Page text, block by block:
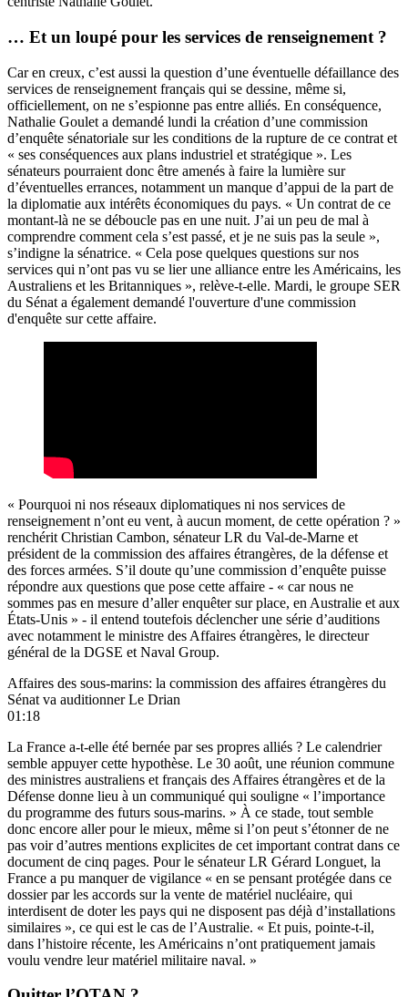
… Et un loupé pour les services de renseignement ?
Car en creux, c’est aussi la question d’une éventuelle défaillance des
services de renseignement français qui se dessine, même si,
officiellement, on ne s’espionne pas entre alliés. En conséquence,
Nathalie Goulet a demandé lundi la création d’une commission
d’enquête sénatoriale sur les conditions de la rupture de ce contrat et
« ses conséquences aux plans industriel et stratégique ». Les
sénateurs pourraient donc être amenés à faire la lumière sur
d’éventuelles errances, notamment un manque d’appui de la part de
la diplomatie aux intérêts économiques du pays. « Un contrat de ce
montant-là ne se déboucle pas en une nuit. J’ai un peu de mal à
comprendre comment cela s’est passé, et je ne suis pas la seule »,
s’indigne la sénatrice. « Cela pose quelques questions sur nos
services qui n’ont pas vu se lier une alliance entre les Américains, les
Australiens et les Britanniques », relève-t-elle. Mardi, le groupe SER
du Sénat a également demandé l'ouverture d'une commission
d'enquête sur cette affaire.
« Pourquoi ni nos réseaux diplomatiques ni nos services de
renseignement n’ont eu vent, à aucun moment, de cette opération ? »
renchérit Christian Cambon, sénateur LR du Val-de-Marne et
président de la commission des affaires étrangères, de la défense et
des forces armées. S’il doute qu’une commission d’enquête puisse
répondre aux questions que pose cette affaire - « car nous ne
sommes pas en mesure d’aller enquêter sur place, en Australie et aux
États-Unis » - il entend toutefois déclencher une série d’auditions
avec notamment le ministre des Affaires étrangères, le directeur
général de la DGSE et Naval Group.
Affaires des sous-marins: la commission des affaires étrangères du
Sénat va auditionner Le Drian
01:18
La France a-t-elle été bernée par ses propres alliés ? Le calendrier
semble appuyer cette hypothèse. Le 30 août, une réunion commune
des ministres australiens et français des Affaires étrangères et de la
Défense donne lieu à un communiqué qui souligne « l’importance
du programme des futurs sous-marins. » À ce stade, tout semble
donc encore aller pour le mieux, même si l’on peut s’étonner de ne
pas voir d’autres mentions explicites de cet important contrat dans ce
document de cinq pages. Pour le sénateur LR Gérard Longuet, la
France a pu manquer de vigilance « en se pensant protégée dans ce
dossier par les accords sur la vente de matériel nucléaire, qui
interdisent de doter les pays qui ne disposent pas déjà d’installations
similaires », ce qui est le cas de l’Australie. « Et puis, pointe-t-il,
dans l’histoire récente, les Américains n’ont pratiquement jamais
voulu vendre leur matériel militaire naval. »